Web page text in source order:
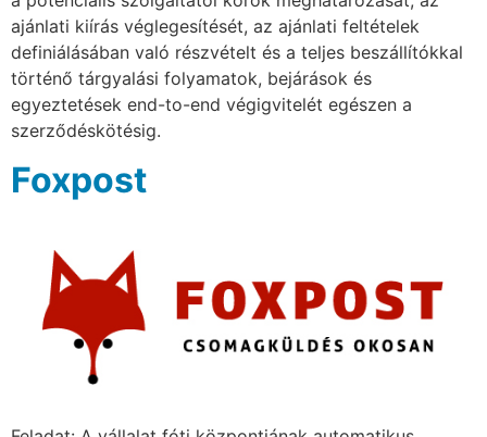
ajánlati kiírás véglegesítését, az ajánlati feltételek
definiálásában való részvételt és a teljes beszállítókkal
történő tárgyalási folyamatok, bejárások és
egyeztetések end-to-end végigvitelét egészen a
szerződéskötésig.
Foxpost